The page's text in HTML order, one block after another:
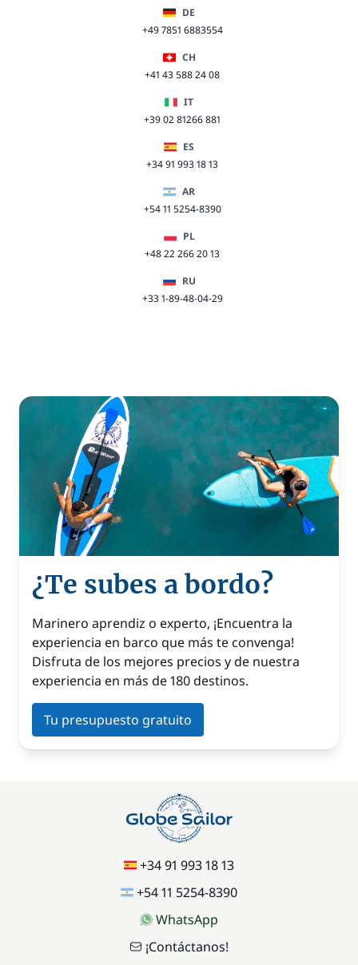
DE
+49 7851 6883554
CH
+41 43 588 24 08
IT
+39 02 81266 881
ES
+34 91 993 18 13
AR
+54 11 5254-8390
PL
+48 22 266 20 13
RU
+33 1-89-48-04-29
¿Te subes a bordo?
Marinero aprendiz o experto, ¡Encuentra la
experiencia en barco que más te convenga!
Disfruta de los mejores precios y de nuestra
experiencia en más de 180 destinos.
Tu presupuesto gratuito
+34 91 993 18 13
+54 11 5254-8390
WhatsApp
¡Contáctanos!